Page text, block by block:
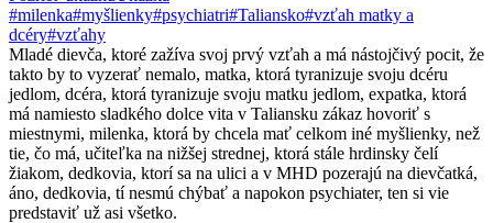
#milenka#myšlienky#psychiatri#Taliansko#vzťah matky a
dcéry#vzťahy
Mladé dievča, ktoré zažíva svoj prvý vzťah a má nástojčivý pocit, že
takto by to vyzerať nemalo, matka, ktorá tyranizuje svoju dcéru
jedlom, dcéra, ktorá tyranizuje svoju matku jedlom, expatka, ktorá
má namiesto sladkého dolce vita v Taliansku zákaz hovoriť s
miestnymi, milenka, ktorá by chcela mať celkom iné myšlienky, než
tie, čo má, učiteľka na nižšej strednej, ktorá stále hrdinsky čelí
žiakom, dedkovia, ktorí sa na ulici a v MHD pozerajú na dievčatká,
áno, dedkovia, tí nesmú chýbať a napokon psychiater, ten si vie
predstaviť už asi všetko.